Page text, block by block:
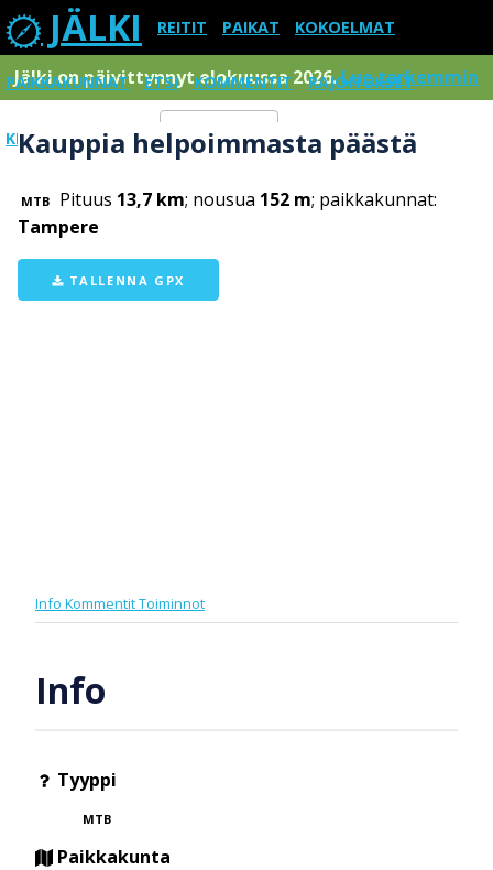
JÄLKI REITIT PAIKAT KOKOELMAT
PAIKKAKUNNAT ETSI KOMMENTIT RAJOITUKSET
KIRJAUDU SISÄÄN Menu
Jälki on päivittynnyt elokuussa 2026.Lue tarkemmin
Kauppia helpoimmasta päästä
MTB Pituus 13,7 km; nousua 152 m; paikkakunnat:
Tampere
TALLENNA GPX
Info KommentitToiminnot
Info
Tyyppi
MTB
Paikkakunta